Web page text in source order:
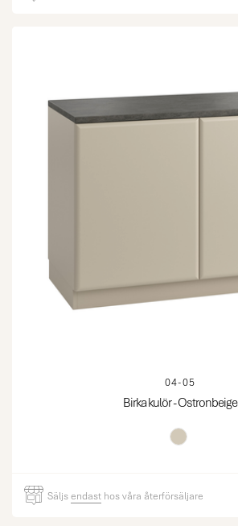
04-05
Birka kulör - Ostronbeige
Säljsendast hos våra återförsäljare